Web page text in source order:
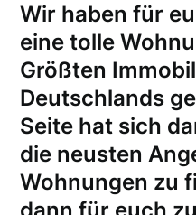
Wir haben für
eine tolle
Größten
Deutschlands
Seite hat sich
die neusten
Wohnungen zu